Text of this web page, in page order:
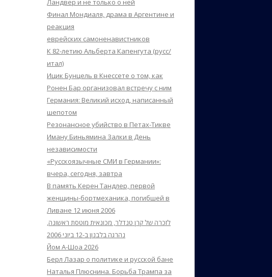
Ландвер и не только о ней
Финал Мондиаля, драма в Аргентине и
реакция
еврейских самоненавистников
К 82-летию Альберта Капенгута (русс/
итал)
Ицик Бунцель в Кнессете о том, как
Ронен Бар организовал встречу с ним
Германия: Великий исход, написанный
шепотом
Резонансное убийство в Петах-Тикве
Иману Биньямина Залки в День
независимости
«Русскоязычные СМИ в Германии»:
вчера, сегодня, завтра
В память Керен Тандлер, первой
женщины-бортмеханика, погибшей в
Ливане 12 июня 2006
לזכרה של קרן טנדלר, מכונאית מוטסת ראשונה,
נהרגה בלבנון ב-12 ביוני 2006
Йом А-Шоа 2026
Берл Лазар о политике и русской бане
Наталья Плюснина. Борьба Трампа за